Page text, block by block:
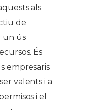
als
de
un ús
És
empresaris
valents i a
i el